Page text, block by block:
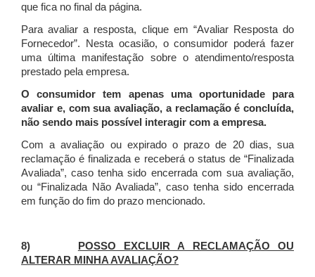
que fica no final da página.
Para avaliar a resposta, clique em “Avaliar Resposta do
Fornecedor”. Nesta ocasião, o consumidor poderá fazer
uma última manifestação sobre o atendimento/resposta
prestado pela empresa.
O consumidor tem apenas uma oportunidade para
avaliar e, com sua avaliação, a reclamação é concluída,
não sendo mais possível interagir com a empresa.
Com a avaliação ou expirado o prazo de 20 dias, sua
reclamação é finalizada e receberá o status de “Finalizada
Avaliada”, caso tenha sido encerrada com sua avaliação,
ou “Finalizada Não Avaliada”, caso tenha sido encerrada
em função do fim do prazo mencionado.
8)
POSSO EXCLUIR A RECLAMAÇÃO OU
ALTERAR MINHA AVALIAÇÃO?